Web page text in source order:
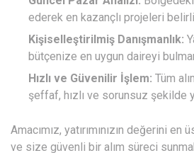
ederek en kazançlı projeleri
Kişiselleştirilmiş Danışmanlık:
bütçenize en uygun daireyi
Hızlı ve Güvenilir İşlem: Tüm
şeffaf, hızlı ve sorunsuz şekilde
Amacımız, yatırımınızın değerini
ve size güvenli bir alım süreci